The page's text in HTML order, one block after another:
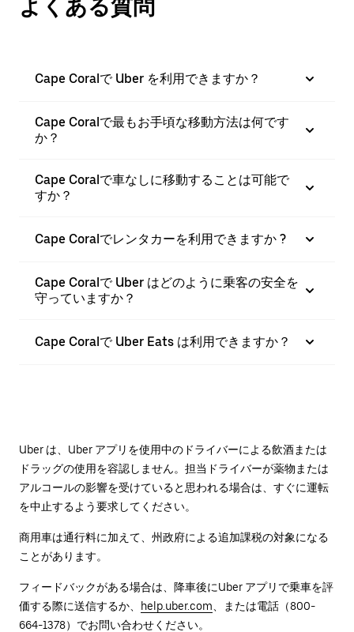
よくある質問
Cape Coralで Uber を利用できますか？
Cape Coralで最もお手頃な移動方法は何です
か？
Cape Coralで車なしに移動することは可能で
すか？
Cape Coralでレンタカーを利用できますか ?
Cape Coralで Uber はどのように乗客の安全を
守っていますか？
Cape Coralで Uber Eats は利用できますか？
Uber は、Uber アプリを使用中のドライバーによる飲酒または
ドラッグの使用を容認しません。担当ドライバーが薬物または
アルコールの影響を受けていると思われる場合は、すぐに運転
を中止するよう要求してください。
商用車は通行料に加えて、州政府による追加課税の対象になる
ことがあります。
フィードバックがある場合は、降車後に⁠Uber アプリで乗車を評
価する際に送信するか、
help.uber.com 、または電話（800-
664-1378）でお問い合わせください。